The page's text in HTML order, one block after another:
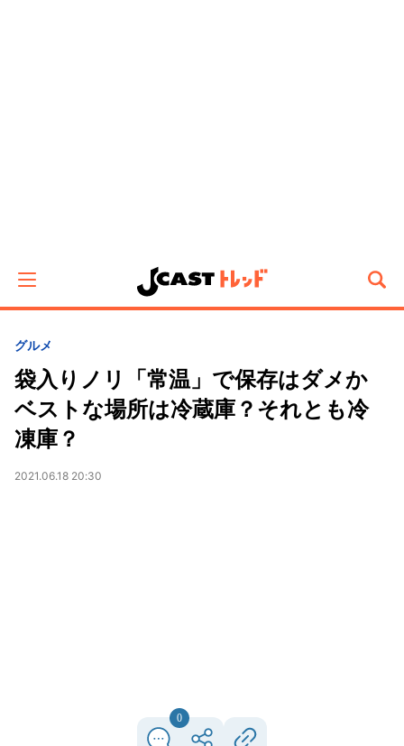
グルメ
袋入りノリ「常温」で保存はダメか
ベストな場所は冷蔵庫？それとも冷
凍庫？
2021.06.18 20:30
0